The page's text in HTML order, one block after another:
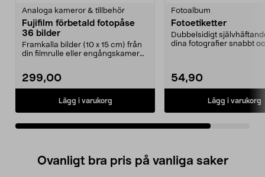
Analoga kameror & tillbehör
Fujifilm förbetald fotopåse
36 bilder
Framkalla bilder (10 x 15 cm) från
din filmrulle eller engångskamera.
299,00
Lägg i varukorg
Fotoalbum
Fotoetiketter
Dubbelsidigt
dina fotografier snabbt
54,90
Lägg i varukorg
Ovanligt bra pris på vanliga saker